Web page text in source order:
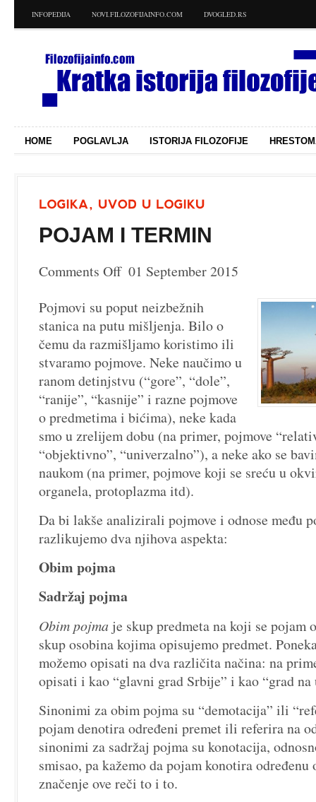
INFOPEDIJA NOVI.FILOZOFIJAINFO.COM DVOGLED.RS
HOME POGLAVLJA ISTORIJA FILOZOFIJE
POJAM I TERMIN
Comments Offon
i
termin
01 September 2015
Pojmovi su poput neizbežnih
stanica na putu mišljenja. Bilo o
čemu da razmišljamo koristimo ili
stvaramo pojmove. Neke naučimo u
ranom detinjstvu (“gore”, “dole”,
“ranije”, “kasnije” i razne pojmove
o predmetima i bićima), neke kada
smo u zrelijem dobu (na primer, pojmove
“objektivno”, “univerzalno”), a neke ako se
naukom (na primer, pojmove koji se sreću u
organela, protoplazma itd).
Da bi lakše analizirali pojmove i odnose među
razlikujemo dva njihova aspekta:
Obim pojma
Sadržaj pojma
Obim pojma je skup predmeta na koji se pojam
skup osobina kojima opisujemo predmet.
možemo opisati na dva različita načina: na
opisati i kao “glavni grad Srbije” i kao “grad na
Sinonimi za obim pojma su “demotacija” ili
pojam denotira određeni premet ili referira na
sinonimi za sadržaj pojma su konotacija,
smisao, pa kažemo da pojam konotira
značenje ove reči to i to.